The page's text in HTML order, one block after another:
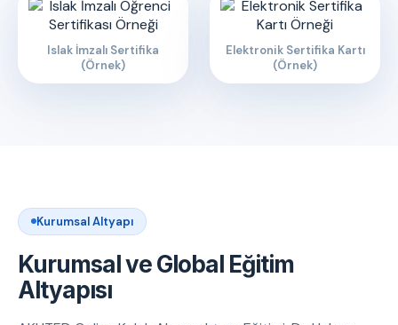
Islak İmzalı Sertifika
(Örnek)
Elektronik Sertifika Kartı
(Örnek)
Kurumsal Altyapı
Kurumsal ve Global Eğitim
Altyapısı